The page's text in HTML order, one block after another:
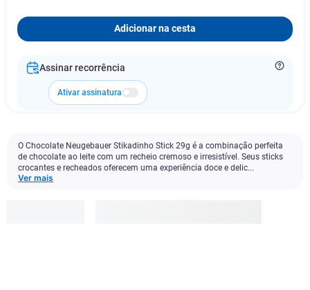
Adicionar na cesta
Assinar recorrência
Ativar assinatura
O Chocolate Neugebauer Stikadinho Stick 29g é a combinação perfeita
de chocolate ao leite com um recheio cremoso e irresistível. Seus sticks
crocantes e recheados oferecem uma experiência doce e delic...
Ver mais